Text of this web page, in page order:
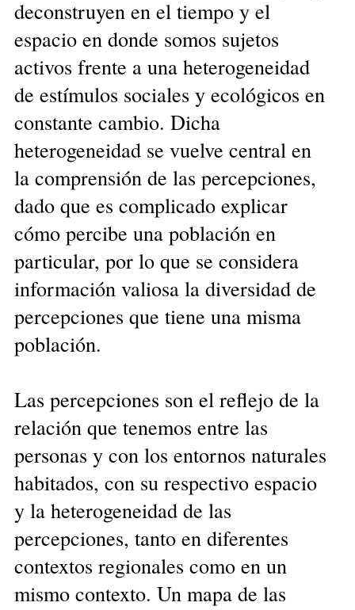
deconstruyen en el tiempo y el
espacio en donde somos sujetos
activos frente a una heterogeneidad
de estímulos sociales y ecológicos en
constante cambio. Dicha
heterogeneidad se vuelve central en
la comprensión de las percepciones,
dado que es complicado explicar
cómo percibe una población en
particular, por lo que se considera
información valiosa la diversidad de
percepciones que tiene una misma
población.
Las percepciones son el reflejo de la
relación que tenemos entre las
personas y con los entornos naturales
habitados, con su respectivo espacio
y la heterogeneidad de las
percepciones, tanto en diferentes
contextos regionales como en un
mismo contexto. Un mapa de las